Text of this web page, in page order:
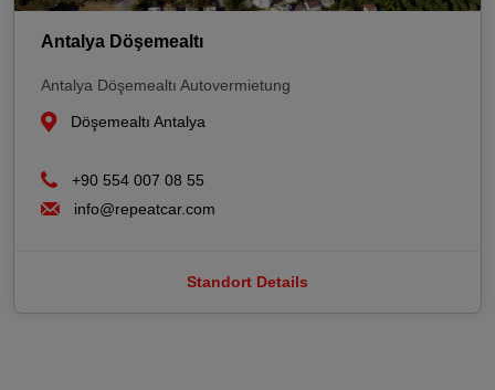
Antalya Döşemealtı
Antalya Döşemealtı Autovermietung
Döşemealtı Antalya
+90 554 007 08 55
info@repeatcar.com
Standort Details